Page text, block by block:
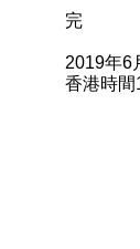
完
2019年6
香港時間